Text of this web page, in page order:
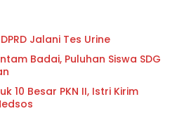
Jalani Tes Urine
Badai, Puluhan Siswa SDG
10 Besar PKN II, Istri Kirim